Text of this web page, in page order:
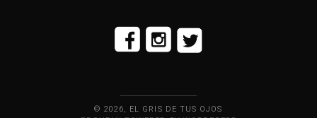
© 2026, EL GRIS DE TUS OJOS